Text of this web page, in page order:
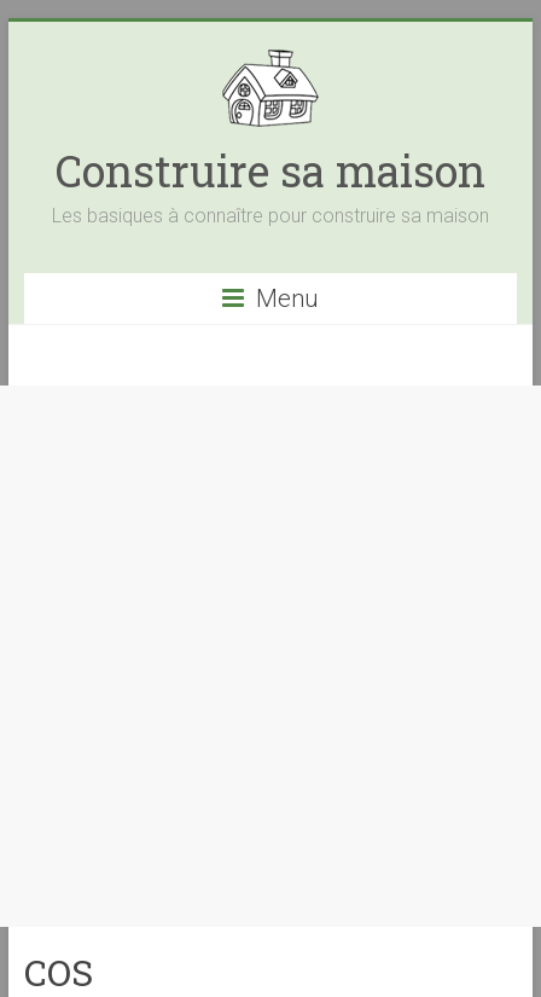
Construire sa maison
Les basiques à connaître pour construire sa maison
Menu
COS